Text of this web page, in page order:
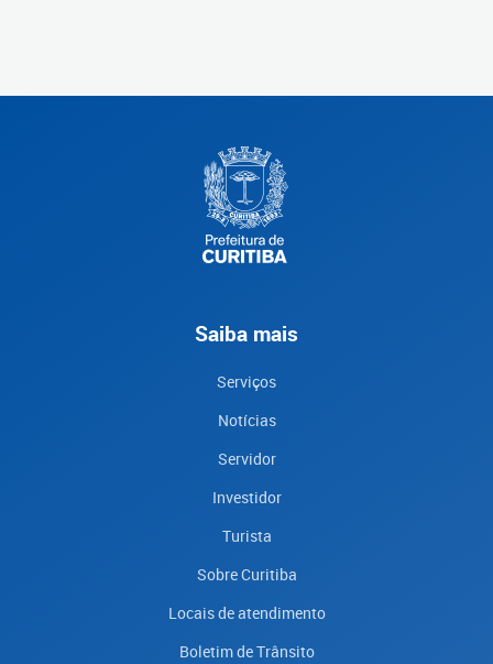
Saiba mais
Serviços
Notícias
Servidor
Investidor
Turista
Sobre Curitiba
Locais de atendimento
Boletim de Trânsito